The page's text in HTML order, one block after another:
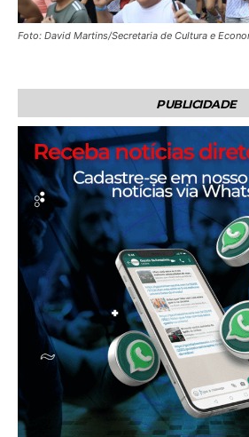
Foto: David Martins/Secretaria de Cultura e
PUBLICIDADE